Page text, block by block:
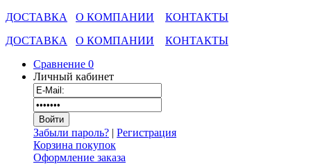
ДОСТАВКА О КОМПАНИИ
КОНТАКТЫ
ДОСТАВКА
О КОМПАНИИ
КОНТАКТЫ
Сравнение 0
Личный кабинет
Забыли пароль? | Регистрация
Корзина покупок
Оформление заказа